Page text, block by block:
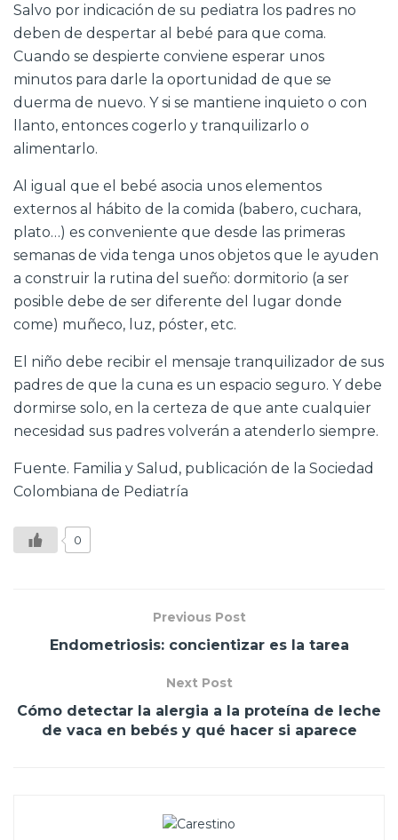
Salvo por indicación de su pediatra los padres no
deben de despertar al bebé para que coma.
Cuando se despierte conviene esperar unos
minutos para darle la oportunidad de que se
duerma de nuevo. Y si se mantiene inquieto o con
llanto, entonces cogerlo y tranquilizarlo o
alimentarlo.
Al igual que el bebé asocia unos elementos
externos al hábito de la comida (babero, cuchara,
plato…) es conveniente que desde las primeras
semanas de vida tenga unos objetos que le ayuden
a construir la rutina del sueño: dormitorio (a ser
posible debe de ser diferente del lugar donde
come) muñeco, luz, póster, etc.
El niño debe recibir el mensaje tranquilizador de sus
padres de que la cuna es un espacio seguro. Y debe
dormirse solo, en la certeza de que ante cualquier
necesidad sus padres volverán a atenderlo siempre.
Fuente. Familia y Salud, publicación de la Sociedad
Colombiana de Pediatría
0
Previous Post
Endometriosis: concientizar es la tarea
Next Post
Cómo detectar la alergia a la proteína de leche
de vaca en bebés y qué hacer si aparece